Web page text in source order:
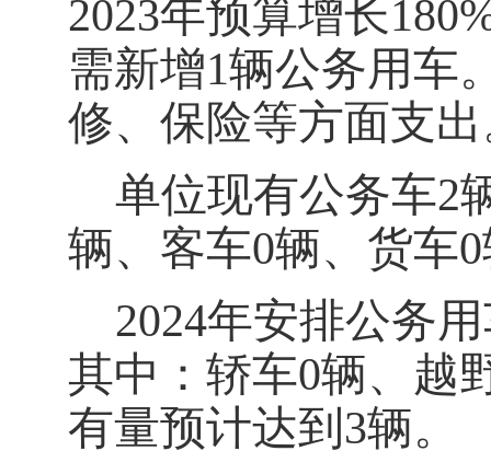
2023年预算增长180
需新增1辆公务用车
修、保险等方面支
单位现有公务车2
辆、客车0辆、货车0
2024年安排公务
其中：轿车0辆、越
有量预计达到 3辆。